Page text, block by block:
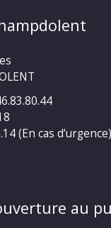
(En cas d’urgence)
au